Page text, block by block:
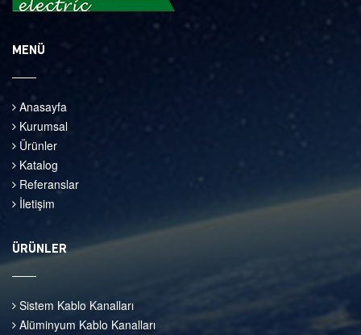
MENÜ
Anasayfa
Kurumsal
Ürünler
Katalog
Referanslar
İletişim
ÜRÜNLER
Sistem Kablo Kanalları
Alüminyum Kablo Kanalları